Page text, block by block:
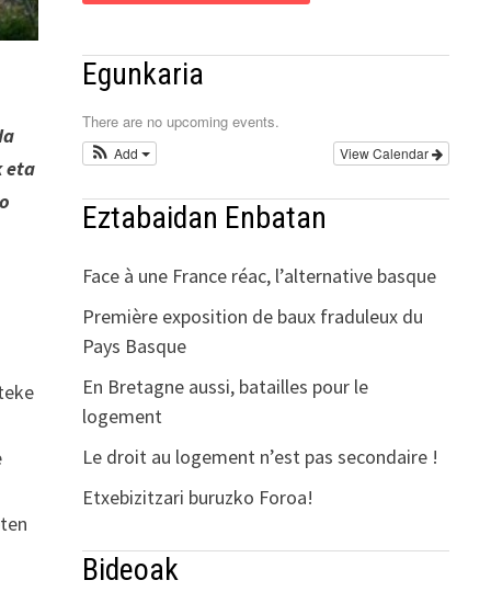
eta
Egunkaria
There are no upcoming events.
View Calendar
Add
Eztabaidan Enbatan
Face à une France réac, l’alternative basque
Première exposition de baux fraduleux du
Pays Basque
En Bretagne aussi, batailles pour le
logement
Le droit au logement n’est pas secondaire !
Etxebizitzari buruzko Foroa!
Bideoak